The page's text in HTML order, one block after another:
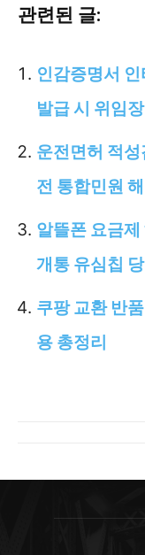
관련된 글:
인감증명서
발급 시 위임
운전면허 적
전 통합민원
알뜰폰 요금
개통 유심칩
쿠팡 교환 반
용 총정리